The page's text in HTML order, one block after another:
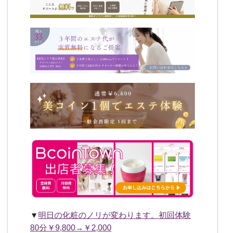
▼ 明日の化粧のノリが変わります。初回体験
80分￥9,800→￥2,000